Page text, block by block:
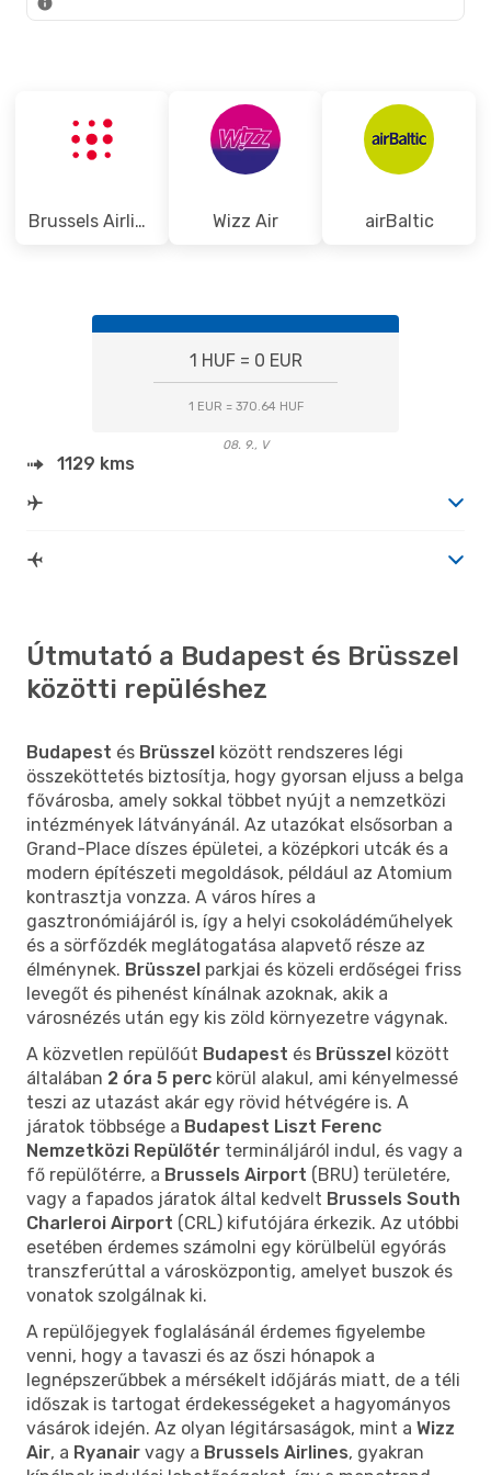
Brussels Airlines Wizz Air airBaltic
1 HUF = 0 EUR
1 EUR = 370.64 HUF
08. 9., V
1129 kms
Útmutató a Budapest és Brüsszel
közötti repüléshez
Budapest és Brüsszel között rendszeres légi
összeköttetés biztosítja, hogy gyorsan eljuss a belga
fővárosba, amely sokkal többet nyújt a nemzetközi
intézmények látványánál. Az utazókat elsősorban a
Grand-Place díszes épületei, a középkori utcák és a
modern építészeti megoldások, például az Atomium
kontrasztja vonzza. A város híres a
gasztronómiájáról is, így a helyi csokoládéműhelyek
és a sörfőzdék meglátogatása alapvető része az
élménynek. Brüsszel parkjai és közeli erdőségei friss
levegőt és pihenést kínálnak azoknak, akik a
városnézés után egy kis zöld környezetre vágynak.
A közvetlen repülőút Budapest és Brüsszel között
általában 2 óra 5 perc körül alakul, ami kényelmessé
teszi az utazást akár egy rövid hétvégére is. A
járatok többsége a Budapest Liszt Ferenc
Nemzetközi Repülőtér termináljáról indul, és vagy a
fő repülőtérre, a Brussels Airport (BRU) területére,
vagy a fapados járatok által kedvelt Brussels South
Charleroi Airport (CRL) kifutójára érkezik. Az utóbbi
esetében érdemes számolni egy körülbelül egyórás
transzferúttal a városközpontig, amelyet buszok és
vonatok szolgálnak ki.
A repülőjegyek foglalásánál érdemes figyelembe
venni, hogy a tavaszi és az őszi hónapok a
legnépszerűbbek a mérsékelt időjárás miatt, de a téli
időszak is tartogat érdekességeket a hagyományos
vásárok idején. Az olyan légitársaságok, mint a Wizz
Air, a Ryanair vagy a Brussels Airlines, gyakran